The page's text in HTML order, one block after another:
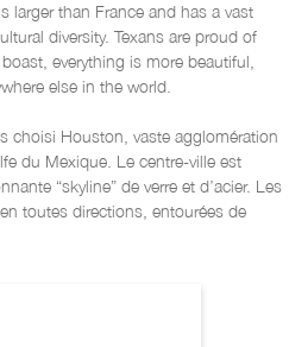
larger than France and has a vast
diversity. Texans are proud of
everything is more beautiful,
else in the world.
choisi Houston, vaste agglomération
du Mexique. Le centre-ville est
“skyline” de verre et d’acier. Les
toutes directions, entourées de